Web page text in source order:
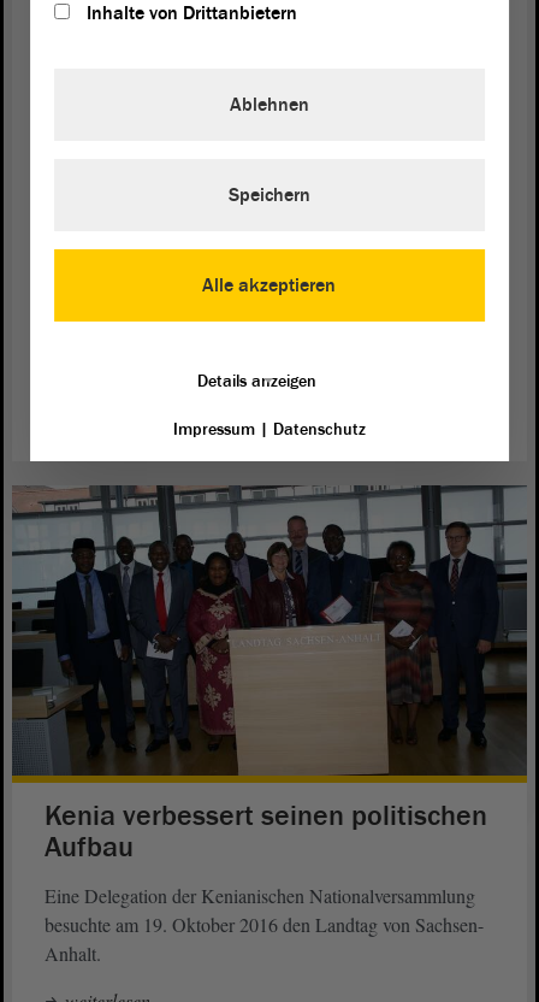
Landesregierung, der zum Einsatz einer Wachpolizei führen
Kenia verbessert seinen politischen
Aufbau
Eine Delegation der Kenianischen Nationalversammlung
besuchte am 19. Oktober 2016 den Landtag von Sachsen-
Anhalt.
Inhalte von Drittanbietern
Alle akzeptieren
Ablehnen
Speichern
Details anzeigen
Impressum| Datenschutz